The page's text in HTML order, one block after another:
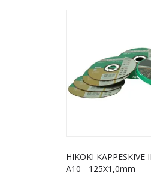
HIKOKI KAPPESKIVE
A10 - 125X1,0mm